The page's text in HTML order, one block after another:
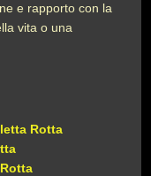
e rapporto con la
vita o una
Rotta